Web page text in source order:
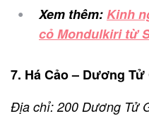
Xem thêm:Kinh
cỏ Mondulkiri từ
7. Há Cảo – Dương Tử
Địa chỉ: 200 Dương Tử